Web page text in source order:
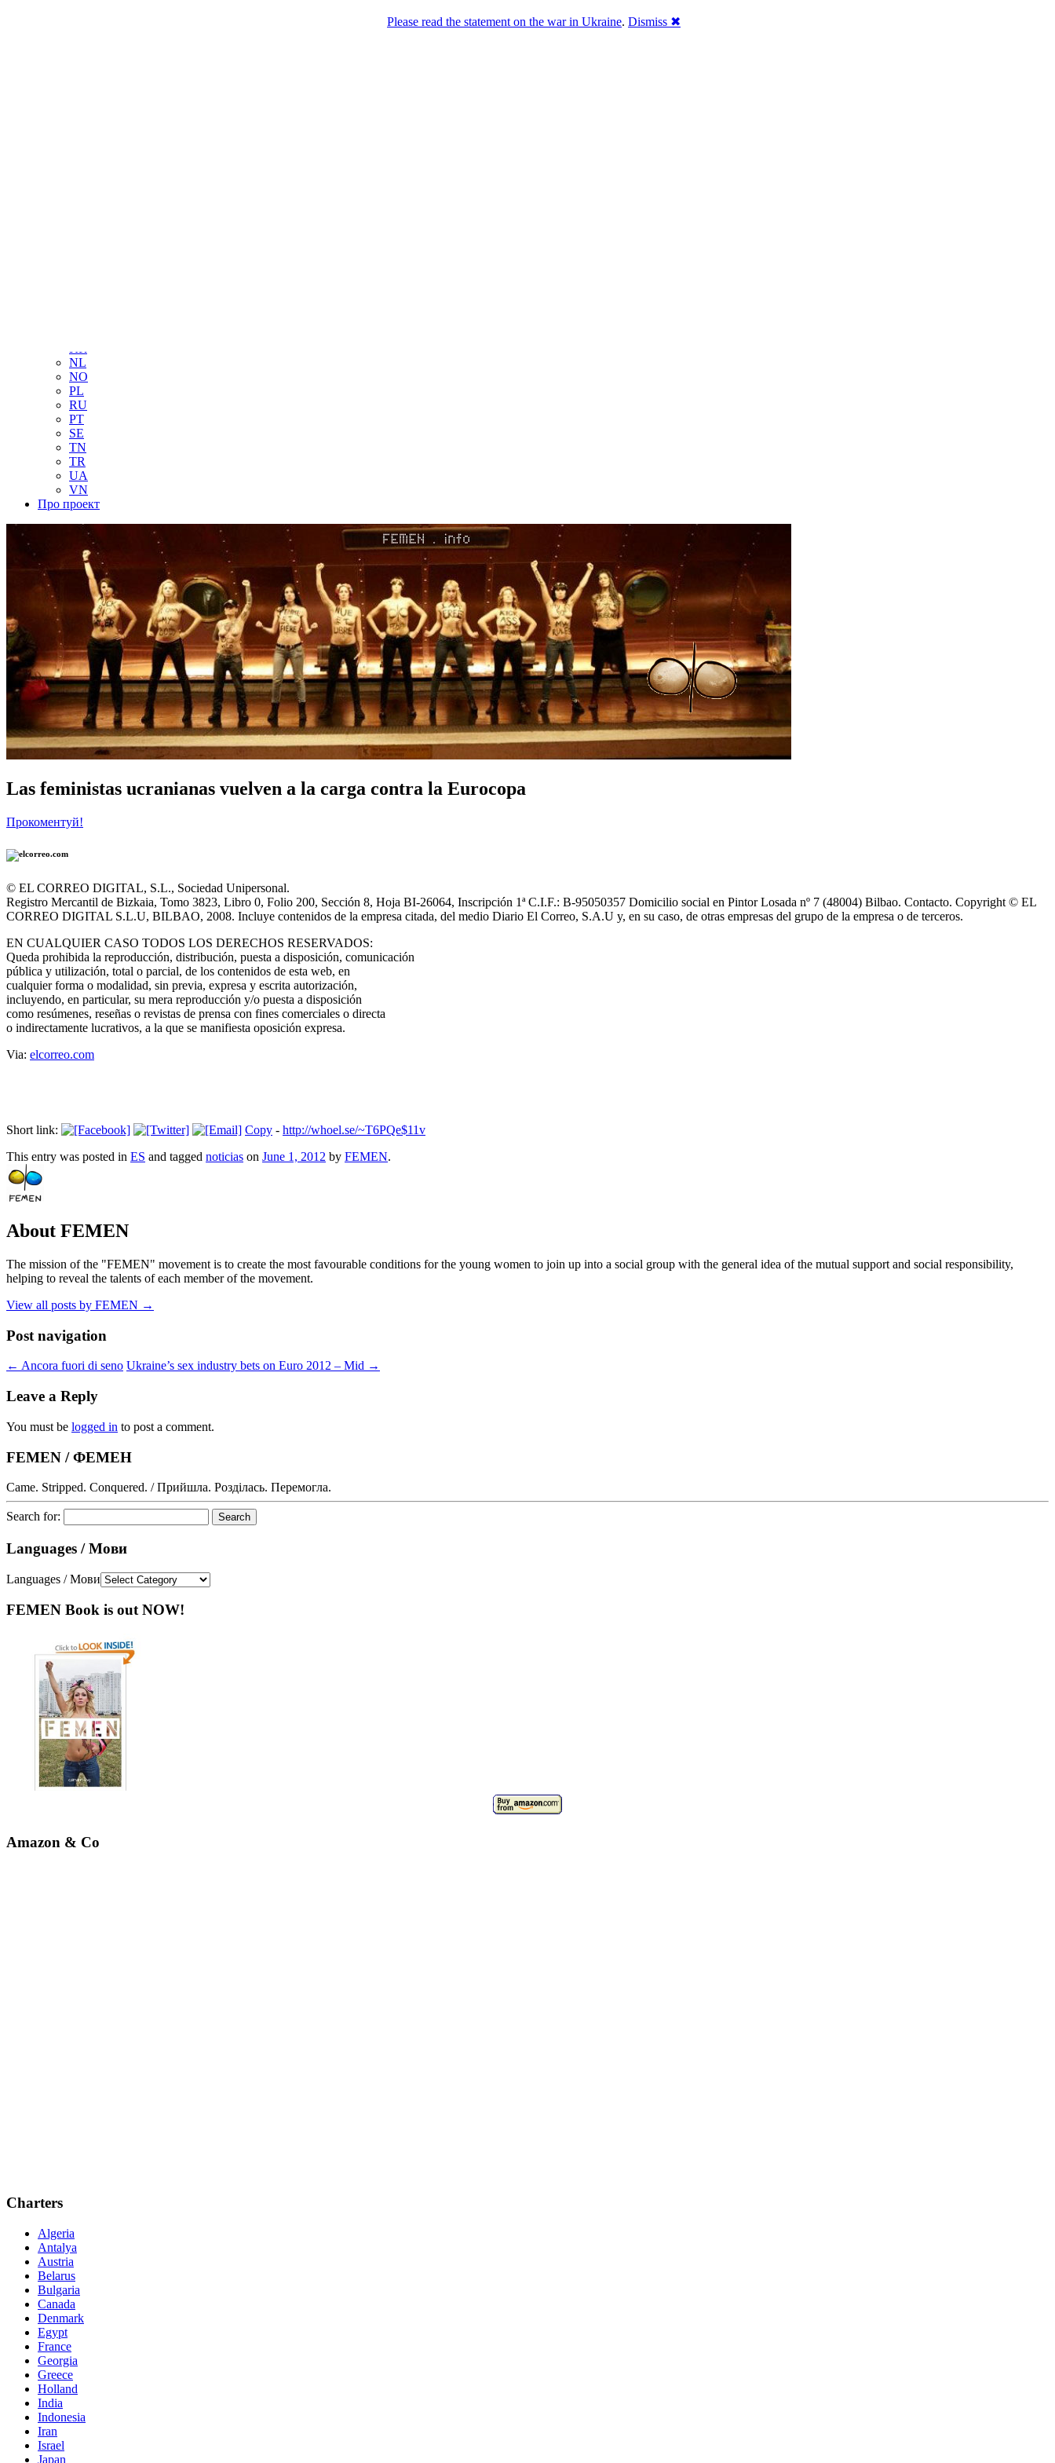
KR
NL
NO
PL
RU
PT
SE
TN
TR
UA
VN
Про проект
Las feministas ucranianas vuelven a la carga contra la Eurocopa
Прокоментуй!
© EL CORREO DIGITAL, S.L., Sociedad Unipersonal.
Registro Mercantil de Bizkaia, Tomo 3823, Libro 0, Folio 200, Sección 8, Hoja BI-26064, Inscripción 1ª C.I.F.: B-95050357 Domicilio social en Pintor Losada nº 7 (48004) Bilbao. Contacto. Copyright © EL
CORREO DIGITAL S.L.U, BILBAO, 2008. Incluye contenidos de la empresa citada, del medio Diario El Correo, S.A.U y, en su caso, de otras empresas del grupo de la empresa o de terceros.
EN CUALQUIER CASO TODOS LOS DERECHOS RESERVADOS:
Queda prohibida la reproducción, distribución, puesta a disposición, comunicación
pública y utilización, total o parcial, de los contenidos de esta web, en
cualquier forma o modalidad, sin previa, expresa y escrita autorización,
incluyendo, en particular, su mera reproducción y/o puesta a disposición
como resúmenes, reseñas o revistas de prensa con fines comerciales o directa
o indirectamente lucrativos, a la que se manifiesta oposición expresa.
Via: elcorreo.com
Short link: Copy - http://whoel.se/~T6PQe$11v
This entry was posted in ES and tagged noticias on June 1, 2012 by FEMEN.
About FEMEN
The mission of the "FEMEN" movement is to create the most favourable conditions for the young women to join up into a social group with the general idea of the mutual support and social responsibility,
helping to reveal the talents of each member of the movement.
View all posts by FEMEN →
Post navigation
← Ancora fuori di seno Ukraine’s sex industry bets on Euro 2012 – Mid →
Leave a Reply
You must be logged in to post a comment.
FEMEN / ФЕМЕН
Came. Stripped. Conquered. / Прийшла. Розділась. Перемогла.
Search for:
Languages / Мови
Languages / Мови
FEMEN Book is out NOW!
Amazon & Co
Charters
Algeria
Antalya
Austria
Belarus
Bulgaria
Canada
Denmark
Egypt
France
Georgia
Greece
Holland
India
Indonesia
Iran
Israel
Japan
Please read the statement on the war in Ukraine. Dismiss ✖